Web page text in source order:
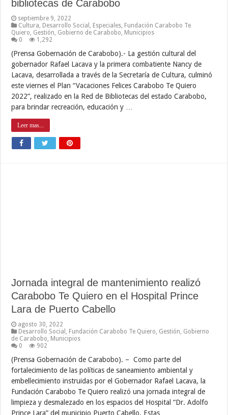
bibliotecas de Carabobo
septiembre 9, 2022
Cultura Desarrollo Social Especiales Fundación Carabobo Te
Quiero Gestión Gobierno de Carabobo Municipios
0
1,292
(Prensa Gobernación de Carabobo).- La gestión cultural del
gobernador Rafael Lacava y la primera combatiente Nancy de
Lacava, desarrollada a través de la Secretaría de Cultura, culminó
este viernes el Plan “Vacaciones Felices Carabobo Te Quiero
2022”, realizado en la Red de Bibliotecas del estado Carabobo,
para brindar recreación, educación y …
Leer mas...
Jornada integral de mantenimiento realizó
Carabobo Te Quiero en el Hospital Prince
Lara de Puerto Cabello
agosto 30, 2022
Desarrollo Social , Fundación Carabobo Te Quiero, Gestión, Gobierno
de Carabobo, Municipios
0
902
(Prensa Gobernación de Carabobo). – Como parte del
fortalecimiento de las políticas de saneamiento ambiental y
embellecimiento instruidas por el Gobernador Rafael Lacava, la
Fundación Carabobo Te Quiero realizó una jornada integral de
limpieza y desmalezado en los espacios del Hospital “Dr. Adolfo
Prince Lara” del municipio Puerto Cabello. Estas …